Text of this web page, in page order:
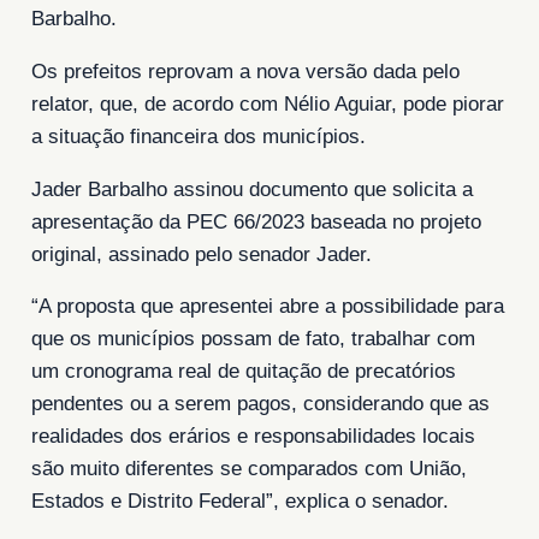
Barbalho.
Os prefeitos reprovam a nova versão dada pelo
relator, que, de acordo com Nélio Aguiar, pode piorar
a situação financeira dos municípios.
Jader Barbalho assinou documento que solicita a
apresentação da PEC 66/2023 baseada no projeto
original, assinado pelo senador Jader.
“A proposta que apresentei abre a possibilidade para
que os municípios possam de fato, trabalhar com
um cronograma real de quitação de precatórios
pendentes ou a serem pagos, considerando que as
realidades dos erários e responsabilidades locais
são muito diferentes se comparados com União,
Estados e Distrito Federal”, explica o senador.